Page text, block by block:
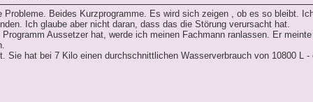
Beides Kurzprogramme. Es wird sich zeigen , ob es so bleibt.
Ich glaube aber nicht daran, dass das die Störung verursacht hat.
Aussetzer hat, werde ich meinen Fachmann ranlassen. Er
Sie hat bei 7 Kilo einen durchschnittlichen Wasserverbrauch von 10800 L